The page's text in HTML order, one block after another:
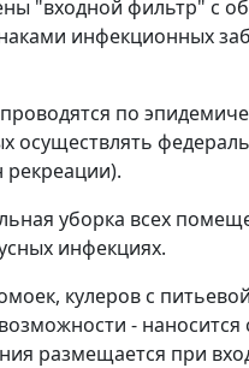
"входной фильтр" с
инфекционных
по
рекреации).
уборка всех
инфекциях.
кулеров с
- наносится
размещается при